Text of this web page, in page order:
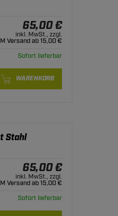
65,00 €
inkl. MwSt., zzgl.
M Versand ab 15,00 €
Sofort lieferbar
WARENKORB
Stahl
65,00 €
inkl. MwSt., zzgl.
M Versand ab 15,00 €
Sofort lieferbar